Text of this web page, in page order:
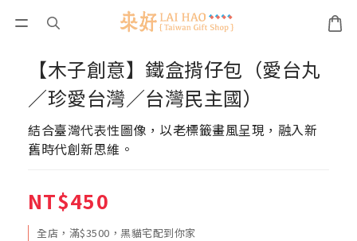
【木子創意】鐵盒揹仔包（愛台丸
／珍愛台灣／台灣民主國）
結合臺灣代表性圖像，以老標籤畫風呈現，融入新
舊時代創新思維。
NT$450
全店，滿$3500，黑貓宅配到你家